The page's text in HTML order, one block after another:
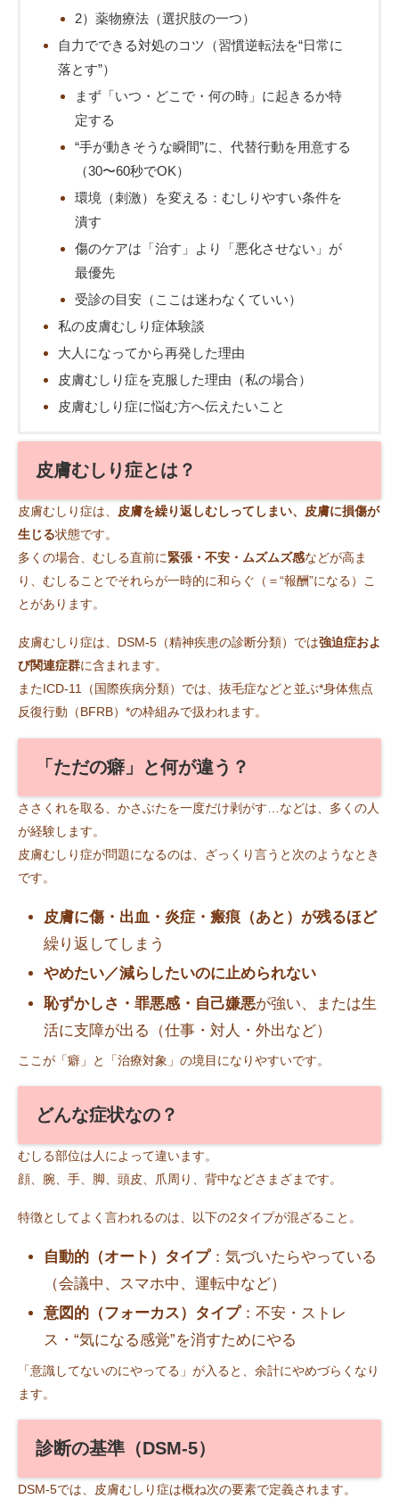
2）薬物療法（選択肢の一つ）
自力でできる対処のコツ（習慣逆転法を“日常に
落とす”）
まず「いつ・どこで・何の時」に起きるか特
定する
“手が動きそうな瞬間”に、代替行動を用意する
（30〜60秒でOK）
環境（刺激）を変える：むしりやすい条件を
潰す
傷のケアは「治す」より「悪化させない」が
最優先
受診の目安（ここは迷わなくていい）
私の皮膚むしり症体験談
大人になってから再発した理由
皮膚むしり症を克服した理由（私の場合）
皮膚むしり症に悩む方へ伝えたいこと
皮膚むしり症とは？
皮膚むしり症は、 皮膚を繰り返しむしってしまい、皮膚に損傷が
生じる状態です。
多くの場合、むしる直前に緊張・不安・ムズムズ感などが高ま
り、むしることでそれらが一時的に和らぐ（＝“報酬”になる）こ
とがあります。
皮膚むしり症は、DSM-5（精神疾患の診断分類）では強迫症およ
び関連症群に含まれます。
またICD-11（国際疾病分類）では、抜毛症などと並ぶ*身体焦点
反復行動（BFRB）*の枠組みで扱われます。
「ただの癖」と何が違う？
ささくれを取る、かさぶたを一度だけ剥がす…などは、多くの人
が経験します。
皮膚むしり症が問題になるのは、ざっくり言うと次のようなとき
です。
皮膚に傷・出血・炎症・瘢痕（あと）が残るほど
繰り返してしまう
やめたい／減らしたいのに止められない
恥ずかしさ・罪悪感・自己嫌悪が強い、または生
活に支障が出る（仕事・対人・外出など）
ここが「癖」と「治療対象」の境目になりやすいです。
どんな症状なの？
むしる部位は人によって違います。
顔、腕、手、脚、頭皮、爪周り、背中などさまざまです。
特徴としてよく言われるのは、以下の2タイプが混ざること。
自動的（オート）タイプ：気づいたらやっている
（会議中、スマホ中、運転中など）
意図的（フォーカス）タイプ：不安・ストレ
ス・“気になる感覚”を消すためにやる
「意識してないのにやってる」が入ると、余計にやめづらくなり
ます。
診断の基準（DSM-5）
DSM-5では、皮膚むしり症は概ね次の要素で定義されます。